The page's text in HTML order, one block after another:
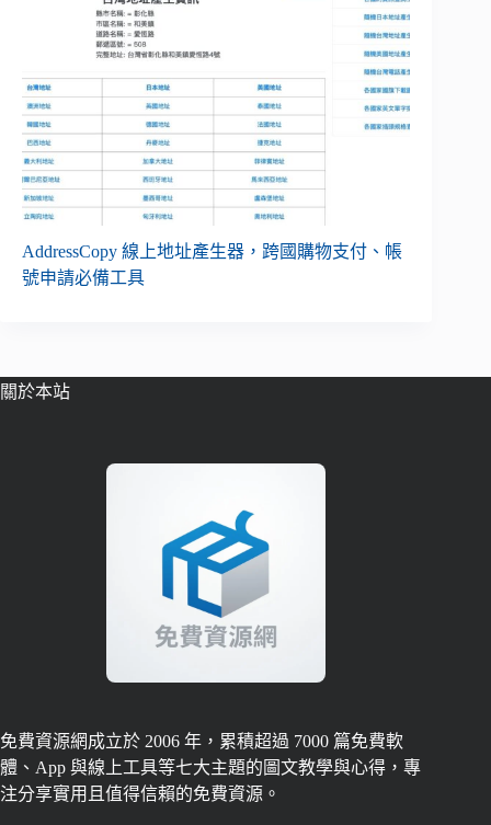
AddressCopy 線上地址產生器，跨國購物支付、帳
號申請必備工具
關於本站
免費資源網成立於 2006 年，累積超過 7000 篇免費軟
體、App 與線上工具等七大主題的圖文教學與心得，專
注分享實用且值得信賴的免費資源。